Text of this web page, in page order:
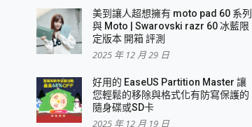
美到讓人超想擁有 moto pad 60 系列
與 Moto | Swarovski razr 60 冰藍限
定版本 開箱 評測
2025 年 12 月 29 日
好用的 EaseUS Partition Master 讓
您輕鬆的移除與格式化有防寫保護的
隨身碟或SD卡
2025 年 12 月 19 日